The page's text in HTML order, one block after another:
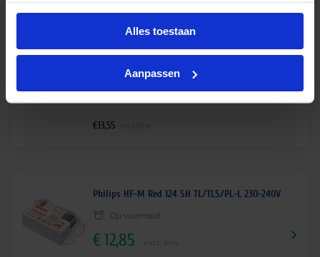
Alles toestaan
Aanpassen
€11,20 excl. btw
€13,55
Philips HF-M Red 124 SH TL/TL5/PL-L 230-240V
Op voorraad
€12,85